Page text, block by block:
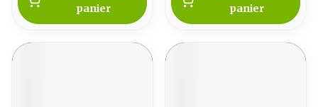
panier
panier